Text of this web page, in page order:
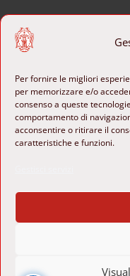
Per fornire le migliori
per memorizzare e/o
consenso a queste
comportamento di
acconsentire o ritirare il
caratteristiche e funzioni.
CONTATTI
 b-
 Piazza di
00186 Roma,